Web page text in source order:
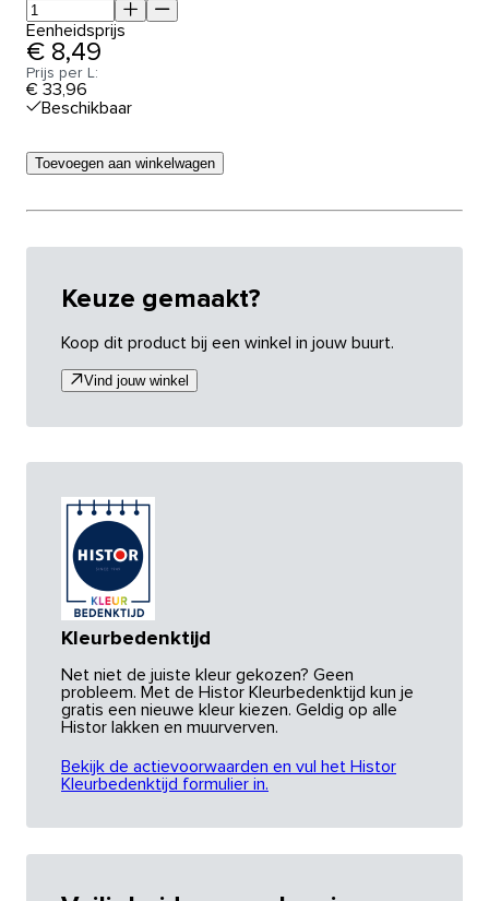
Eenheidsprijs
€ 8,49
Prijs per L:
€ 33,96
Beschikbaar
Toevoegen aan winkelwagen
Keuze gemaakt?
Koop dit product bij een winkel in jouw buurt.
Vind jouw winkel
Kleurbedenktijd
Net niet de juiste kleur gekozen? Geen
probleem. Met de Histor Kleurbedenktijd kun je
gratis een nieuwe kleur kiezen. Geldig op alle
Histor lakken en muurverven.
Bekijk de actievoorwaarden en vul het Histor
Kleurbedenktijd formulier in.